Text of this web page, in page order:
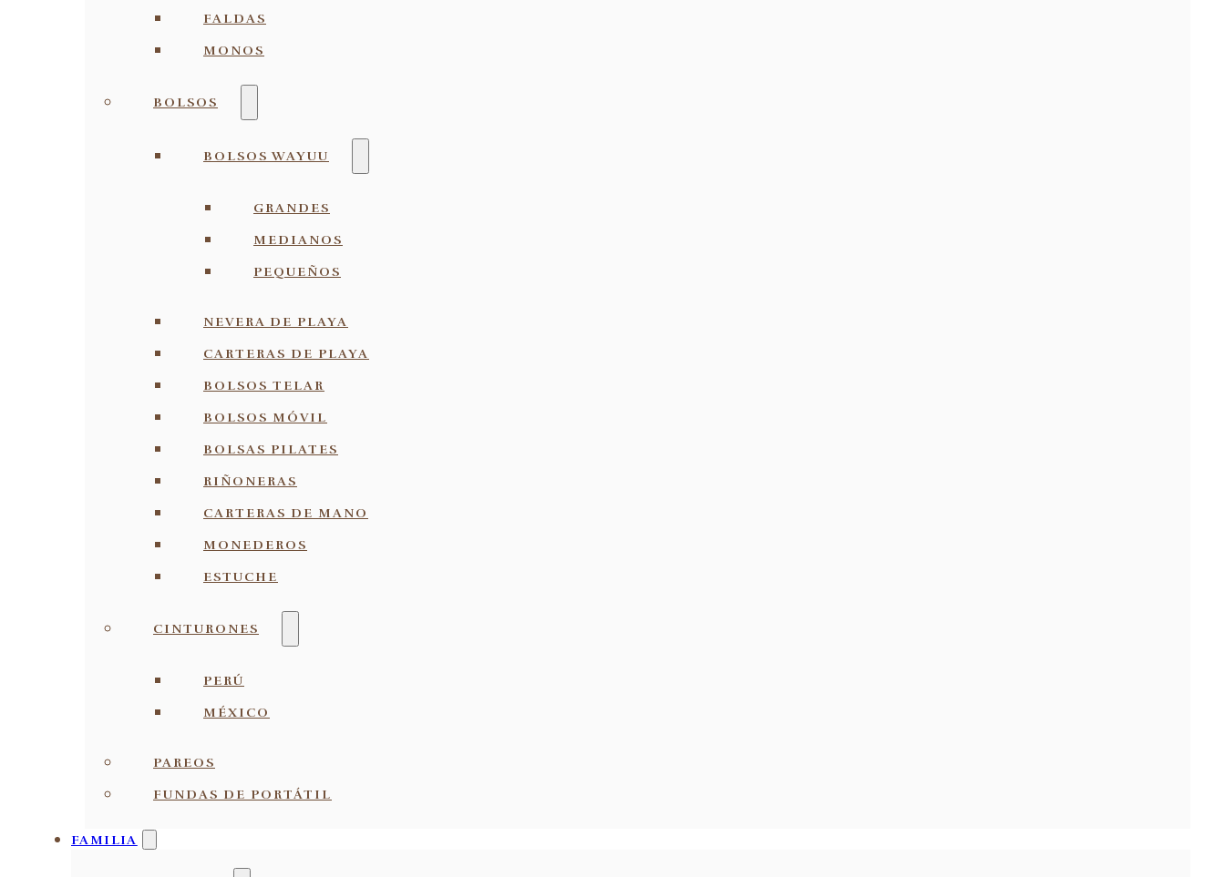
FALDAS
MONOS
BOLSOS
BOLSOS WAYUU
GRANDES
MEDIANOS
PEQUEÑOS
NEVERA DE PLAYA
CARTERAS DE PLAYA
BOLSOS TELAR
BOLSOS MÓVIL
BOLSAS PILATES
RIÑONERAS
CARTERAS DE MANO
MONEDEROS
ESTUCHE
CINTURONES
PERÚ
MÉXICO
PAREOS
FUNDAS DE PORTÁTIL
FAMILIA